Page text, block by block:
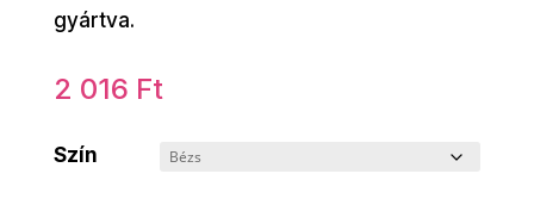
gyártva.
2 016 Ft
Szín